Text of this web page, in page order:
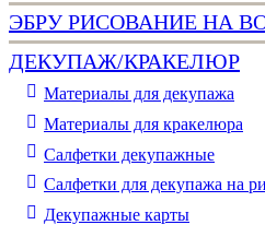
ЭБРУ РИСОВАНИЕ НА
ДЕКУПАЖ/КРАКЕЛЮР
Материалы для декупажа
Материалы для кракелюра
Cалфетки декупажные
Салфетки для декупажа на
Декупажные карты